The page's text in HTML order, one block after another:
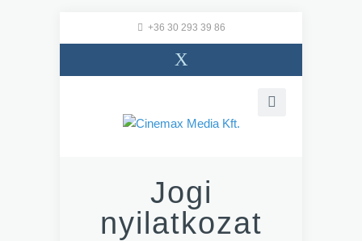
+36 30 293 39 86
X
Jogi
nyilatkozat